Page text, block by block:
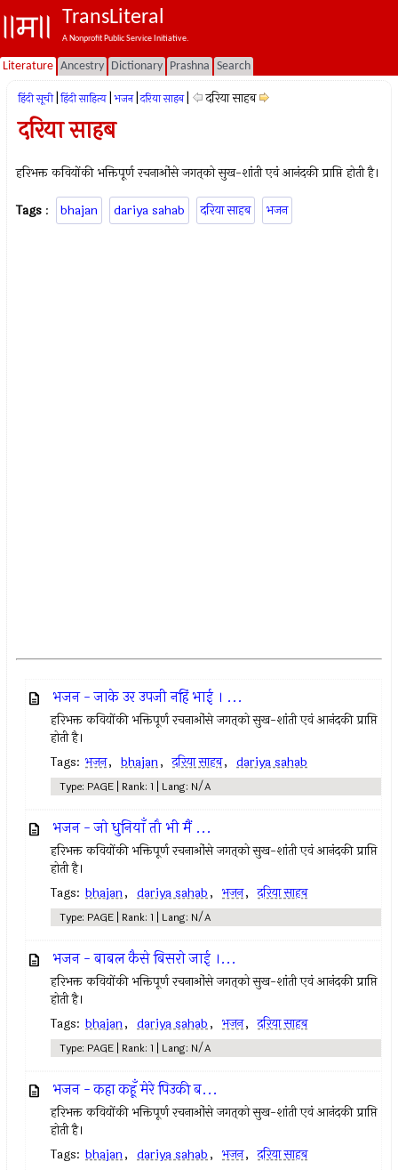
TransLiteral
A Nonprofit Public Service Initiative.
Literature Ancestry Dictionary Prashna Search
हिंदी सूची हिंदी साहित्य भजन दरिया साहब दरिया साहब
दरिया साहब
हरिभक्त कवियोंकी भक्तिपूर्ण रचनाओंसे जगत्‌को सुख-शांती एवं आनंदकी प्राप्ति होती है।
Tags : bhajan dariya sahab दरिया साहब भजन
भजन - जाके उर उपजी नहिं भाई । ...
हरिभक्त कवियोंकी भक्तिपूर्ण रचनाओंसे जगत्‌को सुख-शांती एवं आनंदकी प्राप्ति
होती है।
Tags: भजन, bhajan, दरिया साहब, dariya sahab
Type: PAGE | Rank: 1 | Lang: N/A
भजन - जो धुनियाँ तौ भी मैं ...
हरिभक्त कवियोंकी भक्तिपूर्ण रचनाओंसे जगत्‌को सुख-शांती एवं आनंदकी प्राप्ति
होती है।
Tags: bhajan, dariya sahab, भजन, दरिया साहब
Type: PAGE | Rank: 1 | Lang: N/A
भजन - बाबल कैसे बिसरो जाई ।...
हरिभक्त कवियोंकी भक्तिपूर्ण रचनाओंसे जगत्‌को सुख-शांती एवं आनंदकी प्राप्ति
होती है।
Tags: bhajan, dariya sahab, भजन, दरिया साहब
Type: PAGE | Rank: 1 | Lang: N/A
भजन - कहा कहूँ मेरे पिउकी ब...
हरिभक्त कवियोंकी भक्तिपूर्ण रचनाओंसे जगत्‌को सुख-शांती एवं आनंदकी प्राप्ति
होती है।
Tags: bhajan, dariya sahab, भजन, दरिया साहब